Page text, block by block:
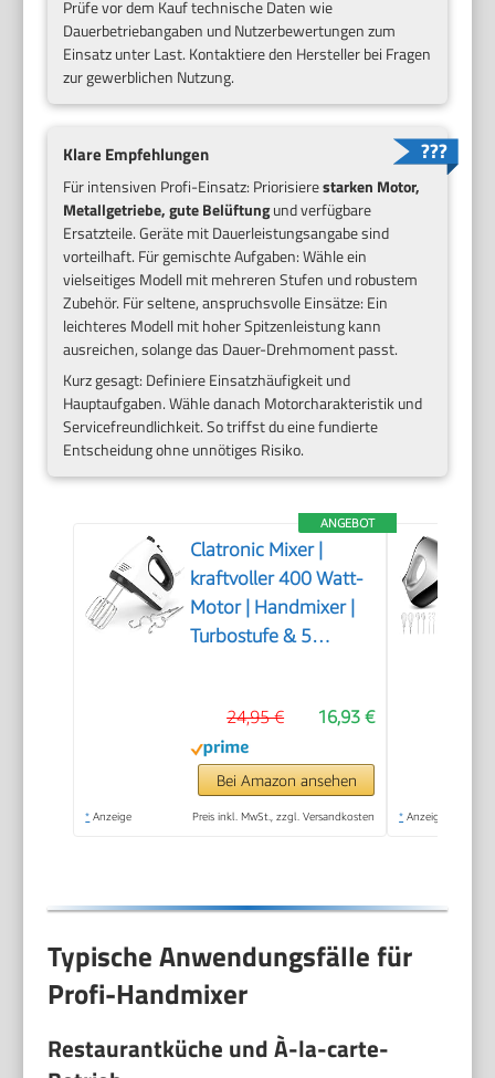
Prüfe vor dem Kauf technische Daten wie
Dauerbetriebangaben und Nutzerbewertungen zum
Einsatz unter Last. Kontaktiere den Hersteller bei Fragen
zur gewerblichen Nutzung.
Klare Empfehlungen
Für intensiven Profi-Einsatz: Priorisierestarken Motor,
Metallgetriebe, gute Belüftungund verfügbare
Ersatzteile. Geräte mit Dauerleistungsangabe sind
vorteilhaft. Für gemischte Aufgaben: Wähle ein
vielseitiges Modell mit mehreren Stufen und robustem
Zubehör. Für seltene, anspruchsvolle Einsätze: Ein
leichteres Modell mit hoher Spitzenleistung kann
ausreichen, solange das Dauer-Drehmoment passt.
Kurz gesagt: Definiere Einsatzhäufigkeit und
Hauptaufgaben. Wähle danach Motorcharakteristik und
Servicefreundlichkeit. So triffst du eine fundierte
Entscheidung ohne unnötiges Risiko.
ANGEBOT
Clatronic Mixer |
kraftvoller 400 Watt-
Motor | Handmixer |
Turbostufe & 5
spülmaschinengeeignete
Edelstahlquirle und -
knethaken | HM 3775
16,93 €
24,95 €
Bei Amazon ansehen
* Anzeige Preis inkl. MwSt., zzgl. Versandkosten * Anzeige
Typische Anwendungsfälle für
Profi-Handmixer
Restaurantküche und À-la-carte-